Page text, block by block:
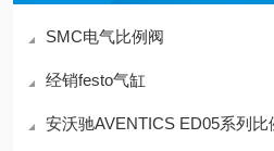
SMC电气比例阀
经销festo气缸
安沃驰AVENTICS ED05系列